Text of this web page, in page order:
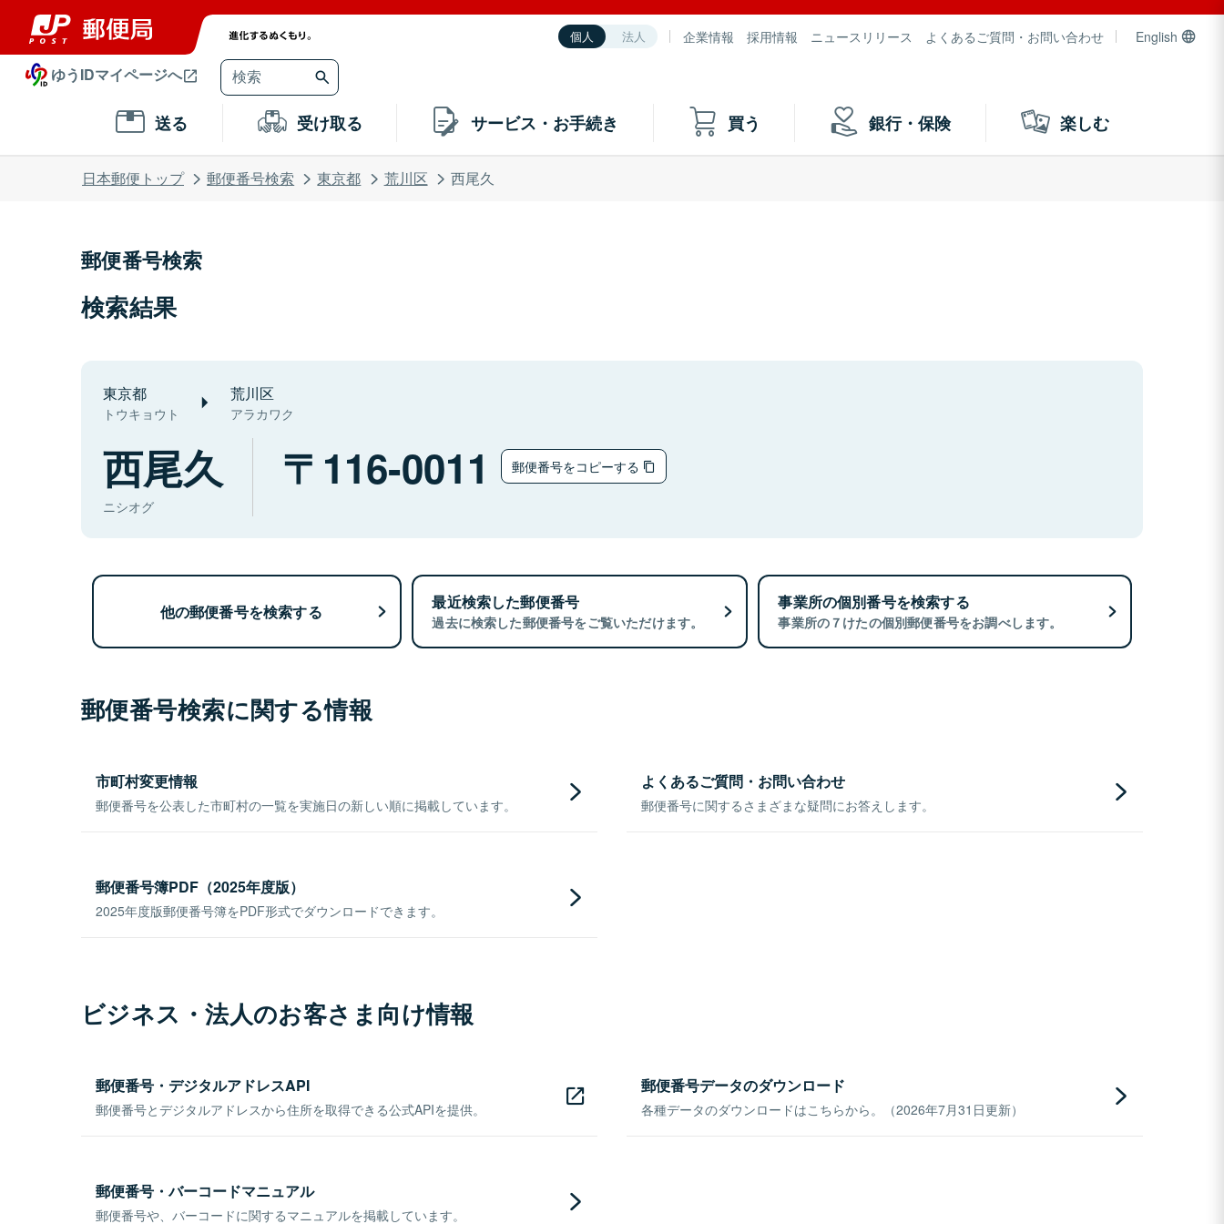
個人 法人 企業情報 採用情報 ニュースリリース よくあるご質問・お問い合わせ English
ゆうIDマイページへ
送る 受け取る サービス・お手続き 買う 銀行・保険 楽しむ
日本郵便トップ 郵便番号検索 東京都 荒川区 西尾久
郵便番号検索
検索結果
東京都
トウキョウト
荒川区
アラカワク
西尾久
ニシオグ
116-0011 郵便番号をコピーする
他の郵便番号を検索する 最近検索した郵便番号
過去に検索した郵便番号をご覧いただけます。
事業所の個別番号を検索する
事業所の７けたの個別郵便番号をお調べします。
郵便番号検索に関する情報
市町村変更情報
郵便番号を公表した市町村の一覧を実施日の新しい順に掲載しています。
よくあるご質問・お問い合わせ
郵便番号に関するさまざまな疑問にお答えします。
郵便番号簿PDF（2025年度版）
2025年度版郵便番号簿をPDF形式でダウンロードできます。
ビジネス・法人のお客さま向け情報
郵便番号・デジタルアドレスAPI
郵便番号とデジタルアドレスから住所を取得できる公式APIを提供。
郵便番号データのダウンロード
各種データのダウンロードはこちらから。（2026年7月31日更新）
郵便番号・バーコードマニュアル
郵便番号や、バーコードに関するマニュアルを掲載しています。